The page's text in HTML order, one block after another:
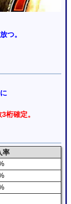
つ。
桁確定。
率